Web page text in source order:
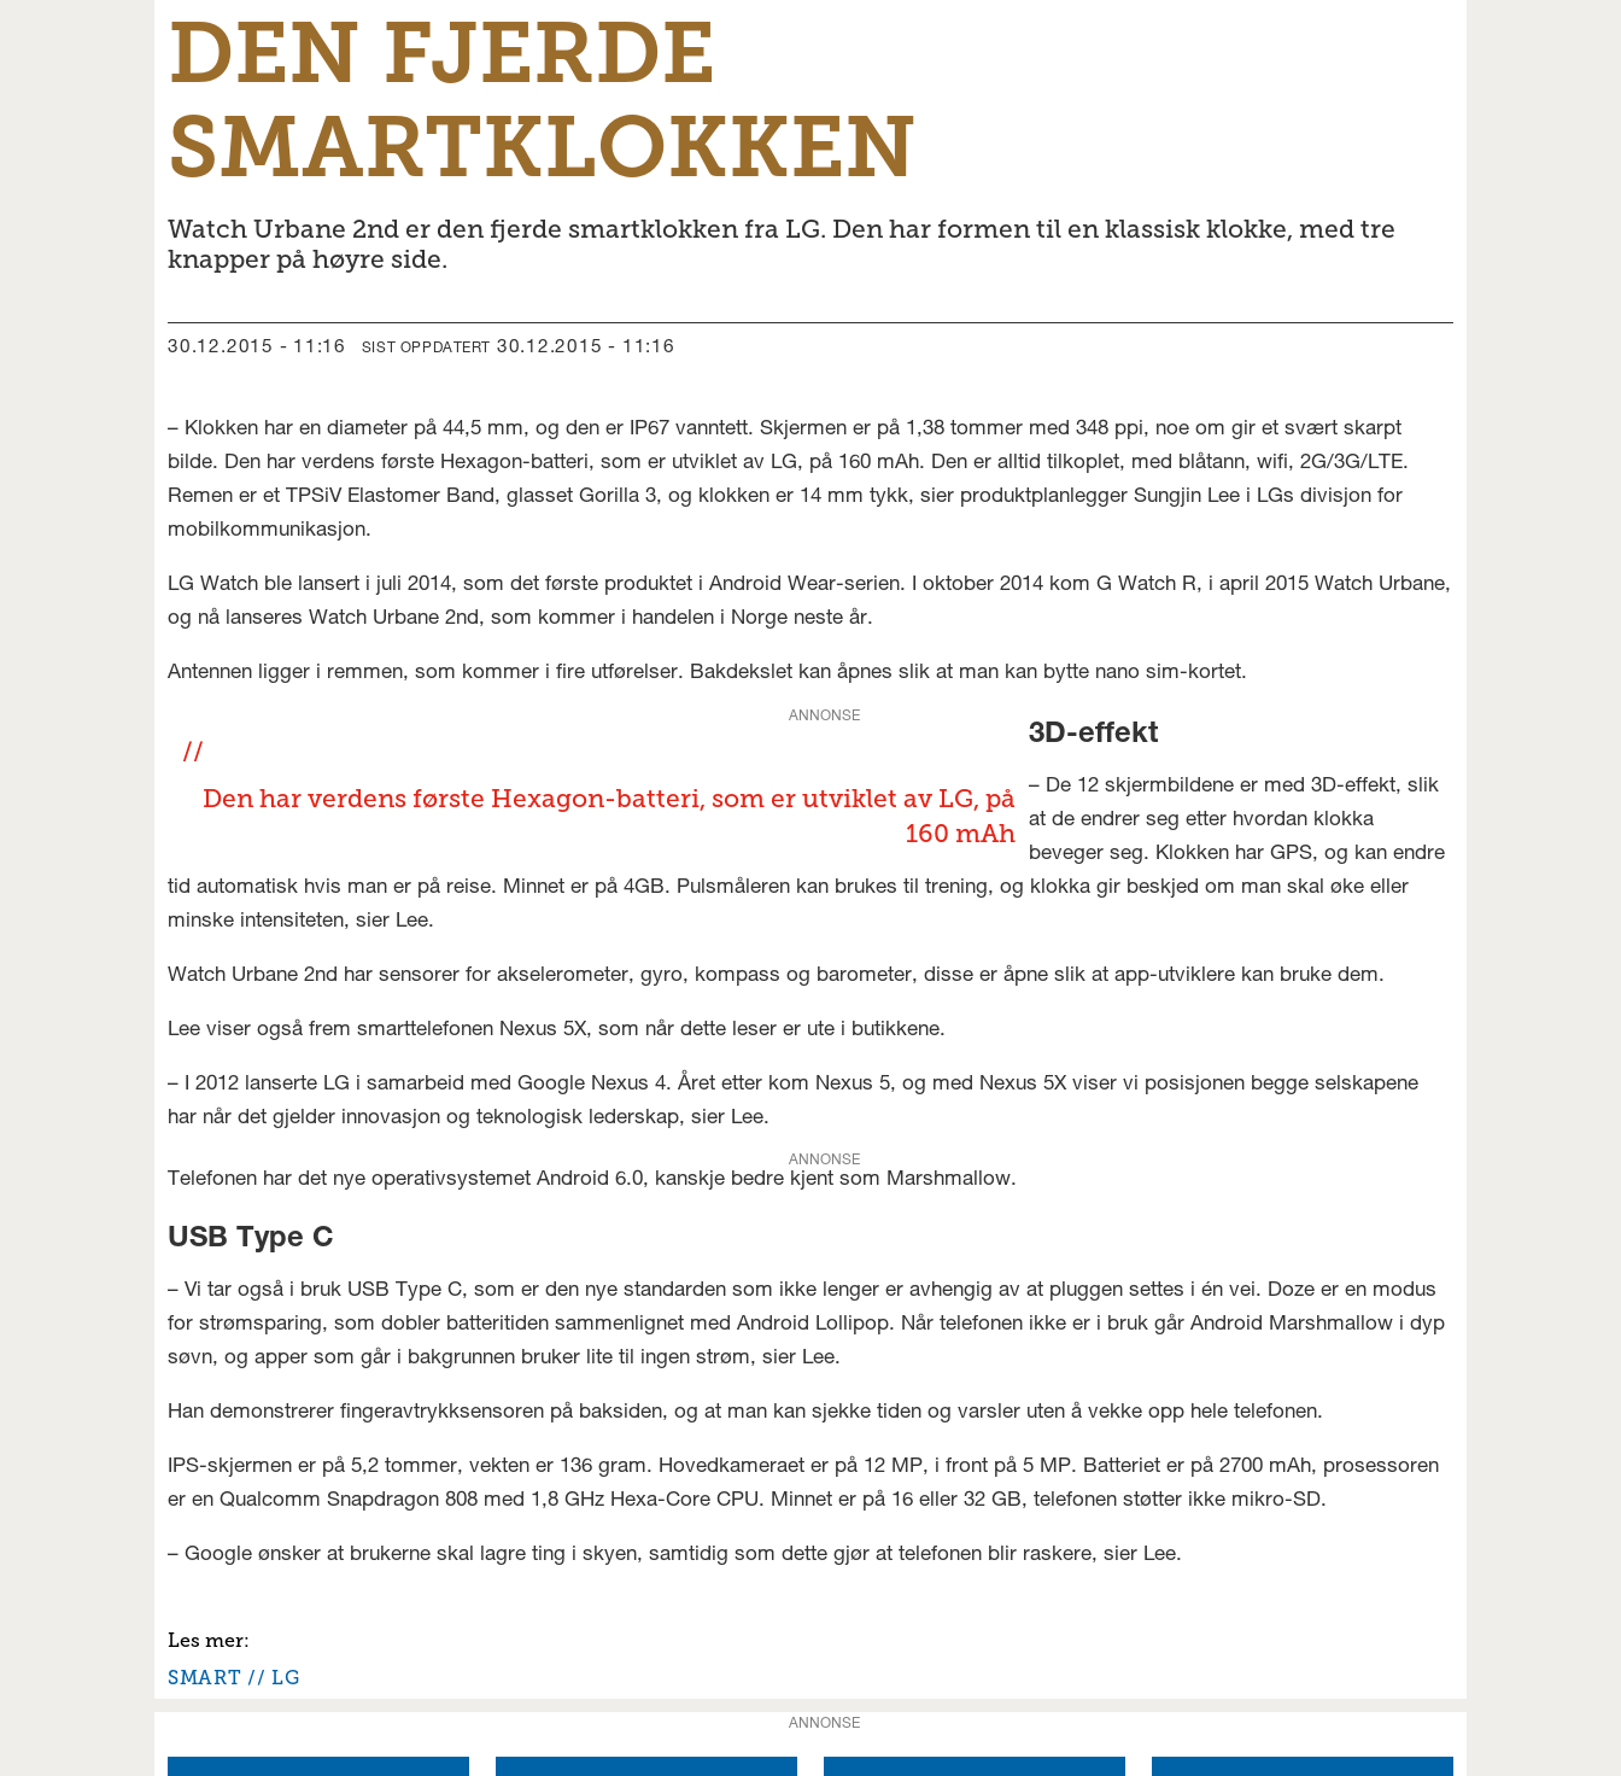
DEN FJERDE
SMARTKLOKKEN
Watch Urbane 2nd er den fjerde smartklokken fra LG. Den har formen til en klassisk klokke, med tre
knapper på høyre side.
30.12.2015 - 11:16 SIST OPPDATERT 30.12.2015 - 11:16
– Klokken har en diameter på 44,5 mm, og den er IP67 vanntett. Skjermen er på 1,38 tommer med 348 ppi, noe om gir et svært skarpt
bilde. Den har verdens første Hexagon-batteri, som er utviklet av LG, på 160 mAh. Den er alltid tilkoplet, med blåtann, wifi, 2G/3G/LTE.
Remen er et TPSiV Elastomer Band, glasset Gorilla 3, og klokken er 14 mm tykk, sier produktplanlegger Sungjin Lee i LGs divisjon for
mobilkommunikasjon.
LG Watch ble lansert i juli 2014, som det første produktet i Android Wear-serien. I oktober 2014 kom G Watch R, i april 2015 Watch Urbane,
og nå lanseres Watch Urbane 2nd, som kommer i handelen i Norge neste år.
Antennen ligger i remmen, som kommer i fire utførelser. Bakdekslet kan åpnes slik at man kan bytte nano sim-kortet.
ANNONSE
Den har verdens første Hexagon-batteri, som er utviklet av LG, på
160 mAh
3D-effekt
– De 12 skjermbildene er med 3D-effekt, slik
at de endrer seg etter hvordan klokka
beveger seg. Klokken har GPS, og kan endre
tid automatisk hvis man er på reise. Minnet er på 4GB. Pulsmåleren kan brukes til trening, og klokka gir beskjed om man skal øke eller
minske intensiteten, sier Lee.
Watch Urbane 2nd har sensorer for akselerometer, gyro, kompass og barometer, disse er åpne slik at app-utviklere kan bruke dem.
Lee viser også frem smarttelefonen Nexus 5X, som når dette leser er ute i butikkene.
– I 2012 lanserte LG i samarbeid med Google Nexus 4. Året etter kom Nexus 5, og med Nexus 5X viser vi posisjonen begge selskapene
har når det gjelder innovasjon og teknologisk lederskap, sier Lee.
ANNONSE
Telefonen har det nye operativsystemet Android 6.0, kanskje bedre kjent som Marshmallow.
USB Type C
– Vi tar også i bruk USB Type C, som er den nye standarden som ikke lenger er avhengig av at pluggen settes i én vei. Doze er en modus
for strømsparing, som dobler batteritiden sammenlignet med Android Lollipop. Når telefonen ikke er i bruk går Android Marshmallow i dyp
søvn, og apper som går i bakgrunnen bruker lite til ingen strøm, sier Lee.
Han demonstrerer fingeravtrykksensoren på baksiden, og at man kan sjekke tiden og varsler uten å vekke opp hele telefonen.
IPS-skjermen er på 5,2 tommer, vekten er 136 gram. Hovedkameraet er på 12 MP, i front på 5 MP. Batteriet er på 2700 mAh, prosessoren
er en Qualcomm Snapdragon 808 med 1,8 GHz Hexa-Core CPU. Minnet er på 16 eller 32 GB, telefonen støtter ikke mikro-SD.
– Google ønsker at brukerne skal lagre ting i skyen, samtidig som dette gjør at telefonen blir raskere, sier Lee.
SMART LG
ANNONSE